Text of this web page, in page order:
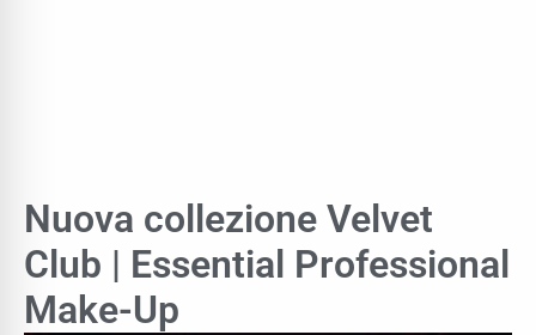
Nuova collezione Velvet
Club | Essential Professional
Make-Up